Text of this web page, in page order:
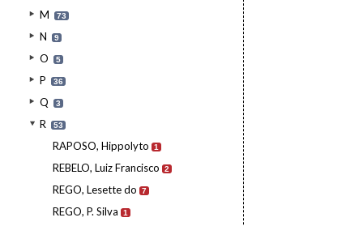
M 73
N 9
O 5
P 36
Q 3
R 53
RAPOSO, Hippolyto 1
REBELO, Luiz Francisco 2
REGO, Lesette do 7
REGO, P. Silva 1